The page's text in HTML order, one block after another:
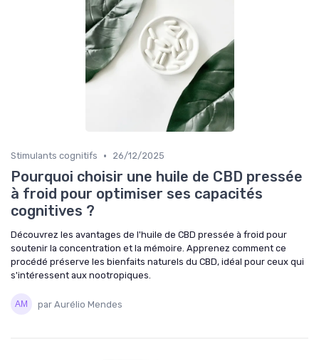
Stimulants cognitifs • 26/12/2025
Pourquoi choisir une huile de CBD pressée
à froid pour optimiser ses capacités
cognitives ?
Découvrez les avantages de l'huile de CBD pressée à froid pour
soutenir la concentration et la mémoire. Apprenez comment ce
procédé préserve les bienfaits naturels du CBD, idéal pour ceux qui
s'intéressent aux nootropiques.
par Aurélio Mendes